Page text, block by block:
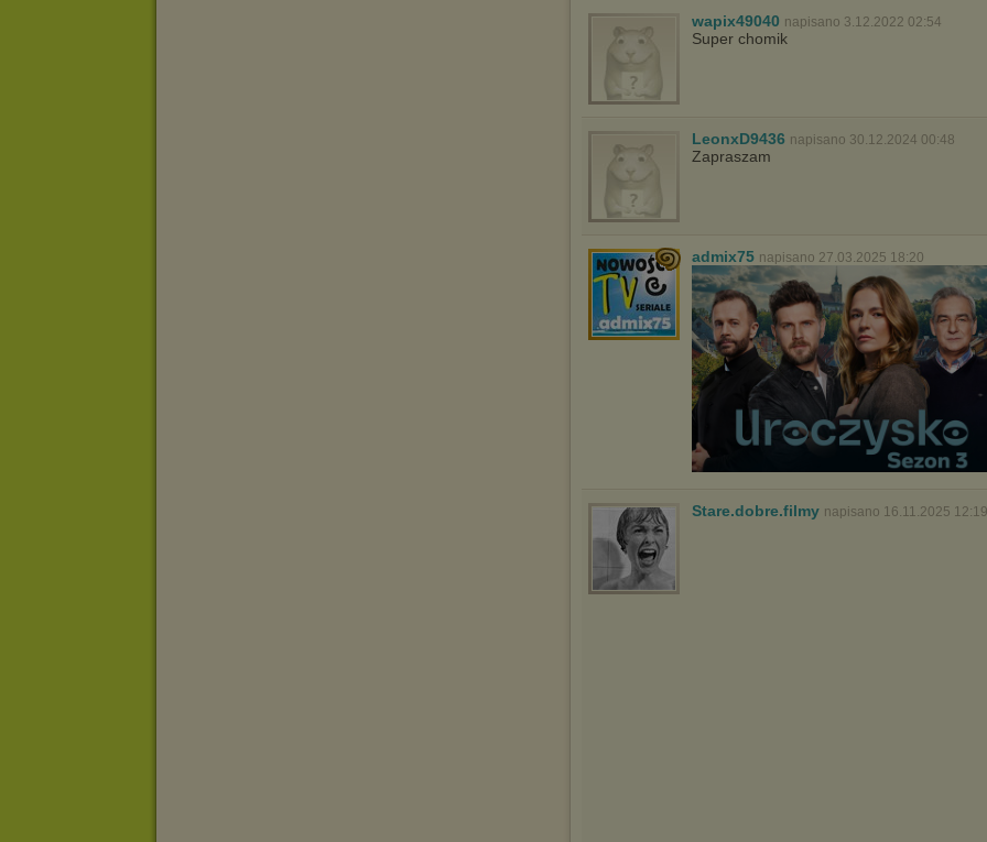
Pełną informację na ten temat znajdziesz pod adresem
http://chomikuj.pl/PolitykaPrywatnosci.aspx
wapix49040 napisano 3.12.2022 02:54
Super chomik
LeonxD9436 napisano 30.12.2024 00:48
Zapraszam
admix75 napisano 27.03.2025 18:20
Stare.dobre.filmy napisano 16.11.2025 12:19